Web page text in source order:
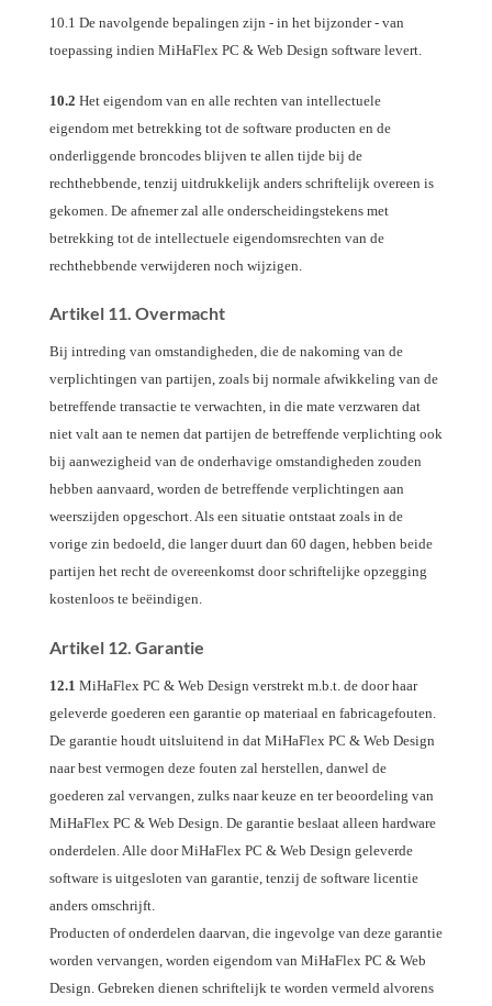
10.1 De navolgende bepalingen zijn - in het bijzonder - van
toepassing indien MiHaFlex PC & Web Design software levert.
10.2 Het eigendom van en alle rechten van intellectuele
eigendom met betrekking tot de software producten en de
onderliggende broncodes blijven te allen tijde bij de
rechthebbende, tenzij uitdrukkelijk anders schriftelijk overeen is
gekomen. De afnemer zal alle onderscheidingstekens met
betrekking tot de intellectuele eigendomsrechten van de
rechthebbende verwijderen noch wijzigen.
Artikel 11. Overmacht
Bij intreding van omstandigheden, die de nakoming van de
verplichtingen van partijen, zoals bij normale afwikkeling van de
betreffende transactie te verwachten, in die mate verzwaren dat
niet valt aan te nemen dat partijen de betreffende verplichting ook
bij aanwezigheid van de onderhavige omstandigheden zouden
hebben aanvaard, worden de betreffende verplichtingen aan
weerszijden opgeschort. Als een situatie ontstaat zoals in de
vorige zin bedoeld, die langer duurt dan 60 dagen, hebben beide
partijen het recht de overeenkomst door schriftelijke opzegging
kostenloos te beëindigen.
Artikel 12. Garantie
12.1 MiHaFlex PC & Web Design verstrekt m.b.t. de door haar
geleverde goederen een garantie op materiaal en fabricagefouten.
De garantie houdt uitsluitend in dat MiHaFlex PC & Web Design
naar best vermogen deze fouten zal herstellen, danwel de
goederen zal vervangen, zulks naar keuze en ter beoordeling van
MiHaFlex PC & Web Design. De garantie beslaat alleen hardware
onderdelen. Alle door MiHaFlex PC & Web Design geleverde
software is uitgesloten van garantie, tenzij de software licentie
anders omschrijft.
Producten of onderdelen daarvan, die ingevolge van deze garantie
worden vervangen, worden eigendom van MiHaFlex PC & Web
Design. Gebreken dienen schriftelijk te worden vermeld alvorens